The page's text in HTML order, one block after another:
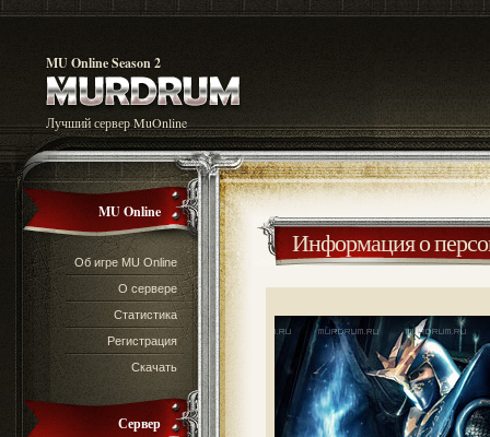
MU Online Season 2
Лучший сервер MuOnline
MU Online
Об игре MU Online
О сервере
Статистика
Регистрация
Скачать
Сервер
Информация о